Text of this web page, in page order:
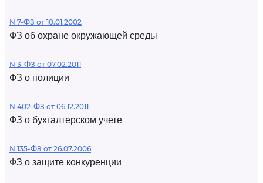
N 7-ФЗ от 10.01.2002
ФЗ об охране окружающей среды
N 3-ФЗ от 07.02.2011
ФЗ о полиции
N 402-ФЗ от 06.12.2011
ФЗ о бухгалтерском учете
N 135-ФЗ от 26.07.2006
ФЗ о защите конкуренции